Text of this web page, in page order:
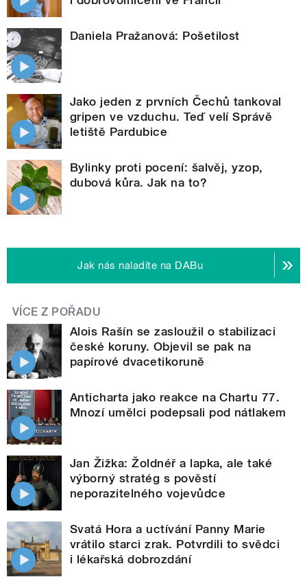
Daniela Pražanová: Pošetilost
Jako jeden z prvních Čechů tankoval
gripen ve vzduchu. Teď velí Správě
letiště Pardubice
Bylinky proti pocení: šalvěj, yzop,
dubová kůra. Jak na to?
Jak nás naladíte na DABu
VÍCE Z POŘADU
Alois Rašín se zasloužil o stabilizaci
české koruny. Objevil se pak na
papírové dvacetikoruně
Anticharta jako reakce na Chartu 77.
Mnozí umělci podepsali pod nátlakem
Jan Žižka: Žoldnéř a lapka, ale také
výborný stratég s pověstí
neporazitelného vojevůdce
Svatá Hora a uctívání Panny Marie
vrátilo starci zrak. Potvrdili to svědci
i lékařská dobrozdání